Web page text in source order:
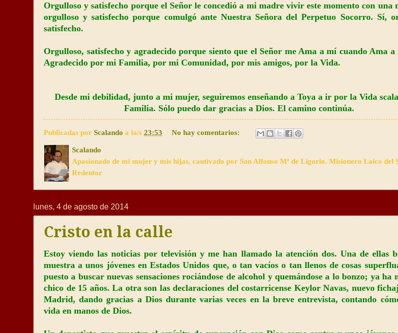
Orgulloso y satisfecho porque el Señor le concedió a mi madre vivir este momento con una
orgulloso y satisfecho porque comulgó ante Nuestra Señora del Perpetuo Socorro. Sí,
satisfecho.
Orgulloso, satisfecho y agradecido porque siento que el Señor me Ama a mí cuando Ama
Agradecido por mi Familia, por mi Comunidad, por mis amigos, por la Vida.
Desde mi debilidad, junto a mi mujer, seguiremos enseñando a Toya a ir por la Vida
Familia. Sólo puedo dar gracias a Dios. El camino continúa.
Publicadas por Scalando a la/s 23:53 No hay comentarios:
Scalando
Apasionado de mi mujer y mis hijas, cautivado por San Alfonso Mª de Ligorio. Misionero Laico del
Redentor
lunes, 4 de agosto de 2014
Cristo en la calle
Estoy viendo las noticias por televisión y me han llamado la atención dos. Una de ellas
muestra a unos jóvenes en Estados Unidos que, o tan vacíos o tan llenos de cosas
puesto a buscar nuevas sensaciones rociándose de alcohol y quemándose a lo bonzo; ya ha
chico de 15 años. La otra son las declaraciones del costarricense Keylor Navas, nuevo
Madrid, dando gracias a Dios durante varias veces en la breve entrevista, contando
vida en manos de Dios.